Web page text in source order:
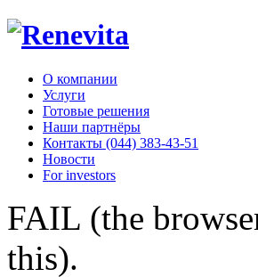
О компании
Услуги
Готовые решения
Наши партнёры
Контакты (044) 383-43-51
Новости
For investors
FAIL (the
this).